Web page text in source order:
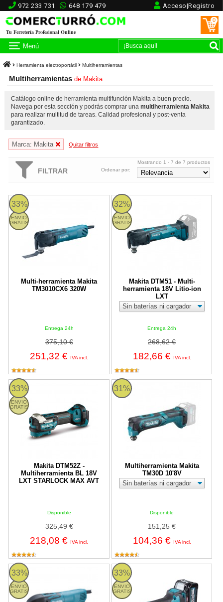
972 233 731 648 179 479 Acceso|Registro
Tu Ferretería Profesional Online
0
Menú
Herramienta electroportátil Multiherramientas
Multiherramientasde Makita
Catálogo online de herramienta multifunción Makita a buen precio.
Navega por esta sección y podrás comprar una multiherramienta Makita
para realizar multitud de tareas. Calidad profesional y post-venta
garantizado.
Marca: Makita Quitar filtros
FILTRAR
Mostrando 1 - 7 de 7 productos
Ordenar por:
33%
ENVIO
GRATIS
Multi-herramienta Makita
TM3010CX6 320W
Entrega 24h
375,10 €
251,32 € IVA incl.
Multi-herramienta Makita TM3010CX6 320W
32%
ENVIO
GRATIS
Makita DTM51 - Multi-
herramienta 18V Litio-ion
LXT
Entrega 24h
268,62 €
182,66 € IVA incl.
Makita DTM51 - Multi-
33%
ENVIO
GRATIS
Makita DTM52Z -
Multiherramienta BL 18V
LXT STARLOCK MAX AVT
Disponible
325,49 €
218,08 € IVA incl.
Makita DTM52Z - Multiherramienta BL 18V LXT STARLOCK
31%
Multiherramienta Makita
TM30D 10'8V
Disponible
151,25 €
104,36 € IVA incl.
Multiherramienta Makita TM30D
33%
ENVIO
GRATIS
Multiherramienta Makita TM3000CX1 de 320W
33%
ENVIO
GRATIS
Makita TM001GZ -